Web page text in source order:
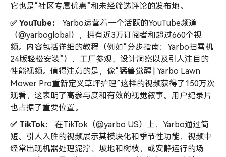
它也是“社区专属优惠”和未经筛选评论的发布地。
✅ YouTube：
Yarbo运营着一个活跃的YouTube频道
（@yarboglobal），拥有近3万订阅者和超过660个视
频。内容包括详细的教程（例如“分步指南：Yarbo扫雪机
24版轻松安装”）、工厂参观、设计洞察以及引人注目的
性能视频。值得注意的是，像“猛兽觉醒 | Yarbo Lawn
Mower Pro重新定义草坪护理”这样的视频获得了150万次
观看，这表明了高参与度和有效的视觉叙事。用户纪录片
也占据了重要位置。
✅ TikTok：
在TikTok（@yarbo US）上，Yarbo通过简
短、引人入胜的视频展示其模块化和季节性功能，视频中
经常出现机器处理泥泞、坡地和树枝，或安静运行的场